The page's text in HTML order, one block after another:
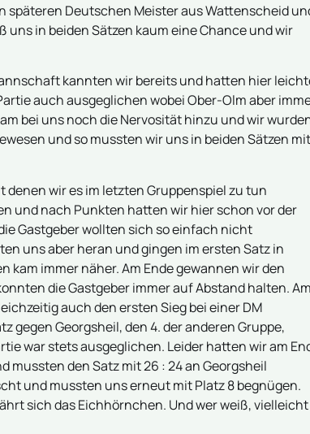
späteren Deutschen Meister aus Wattenscheid
uns in beiden Sätzen kaum eine Chance und wir
kannten wir bereits und hatten hier
auch ausgeglichen wobei Ober-Olm aber
bei uns noch die Nervosität hinzu und wir
und so mussten wir uns in beiden Sätzen mit
wir es im letzten Gruppenspiel zu tun
und nach Punkten hatten wir hier schon vor der
Gastgeber wollten sich so einfach nicht
uns aber heran und gingen im ersten Satz in
kam immer näher. Am Ende gewannen wir den
die Gastgeber immer auf Abstand halten. Am
auch den ersten Sieg bei einer DM
gegen Georgsheil, den 4. der anderen Gruppe,
war stets ausgeglichen. Leider hatten wir am
den Satz mit 26 : 24 an Georgsheil
und mussten uns erneut mit Platz 8 begnügen.
sich das Eichhörnchen. Und wer weiß, vielleicht